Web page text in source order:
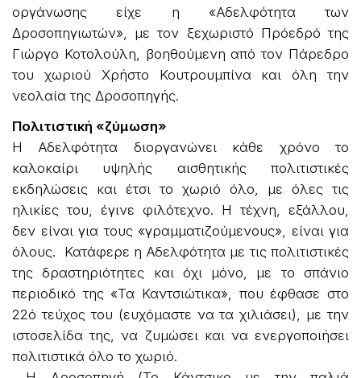
οργάνωσης είχε η «Αδελφότητα των
Δροσοπηγιωτών», με τον ξεχωριστό Πρόεδρό της
Γιώργο Κοτολούλη, βοηθούμενη από τον Πάρεδρο
του χωριού Χρήστο Κουτρουμπίνα και όλη την
νεολαία της Δροσοπηγής.
Πολιτιστική «ζύμωση»
Η Αδελφότητα διοργανώνει κάθε χρόνο το
καλοκαίρι υψηλής αισθητικής πολιτιστικές
εκδηλώσεις και έτσι το χωριό όλο, με όλες τις
ηλικίες του, έγινε φιλότεχνο. Η τέχνη, εξάλλου,
δεν είναι για τους «γραμματιζούμενους», είναι για
όλους. Κατάφερε η Αδελφότητα με τις πολιτιστικές
της δραστηριότητες και όχι μόνο, με το σπάνιο
περιοδικό της «Τα Καντσιώτικα», που έφθασε στο
22ό τεύχος του (ευχόμαστε να τα χιλιάσει), με την
ιστοσελίδα της, να ζυμώσει και να ενεργοποιήσει
πολιτιστικά όλο το χωριό.